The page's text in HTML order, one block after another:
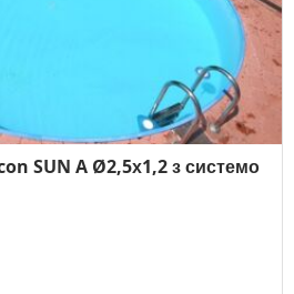
SUN A Ø2,5х1,2 з системо